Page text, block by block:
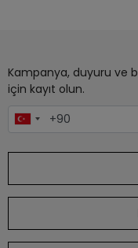
Kampanya, duyuru ve
için kayıt olun.